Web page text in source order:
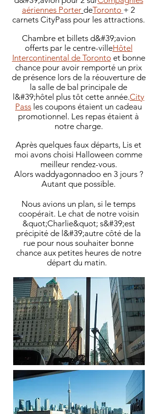
aériennes Porter deToronto + 2
carnets CityPass pour les attractions.
Chambre et billets d&#39;avion
offerts par le centre-villeHôtel
Intercontinental de Torontoet bonne
chance pour avoir remporté un prix
de présence lors de la réouverture de
la salle de bal principale de
l&#39;hôtel plus tôt cette année.City
Pass les coupons étaient un cadeau
promotionnel. Les repas étaient à
notre charge.
Après quelques faux départs, Lis et
moi avons choisi Halloween comme
meilleur rendez-vous.
Alors waddyagonnadoo en 3 jours ?
Autant que possible.
Nous avions un plan, si le temps
coopérait. Le chat de notre voisin
&quot;Charlie&quot; s&#39;est
précipité de l&#39;autre côté de la
rue pour nous souhaiter bonne
chance aux petites heures de notre
départ du matin.